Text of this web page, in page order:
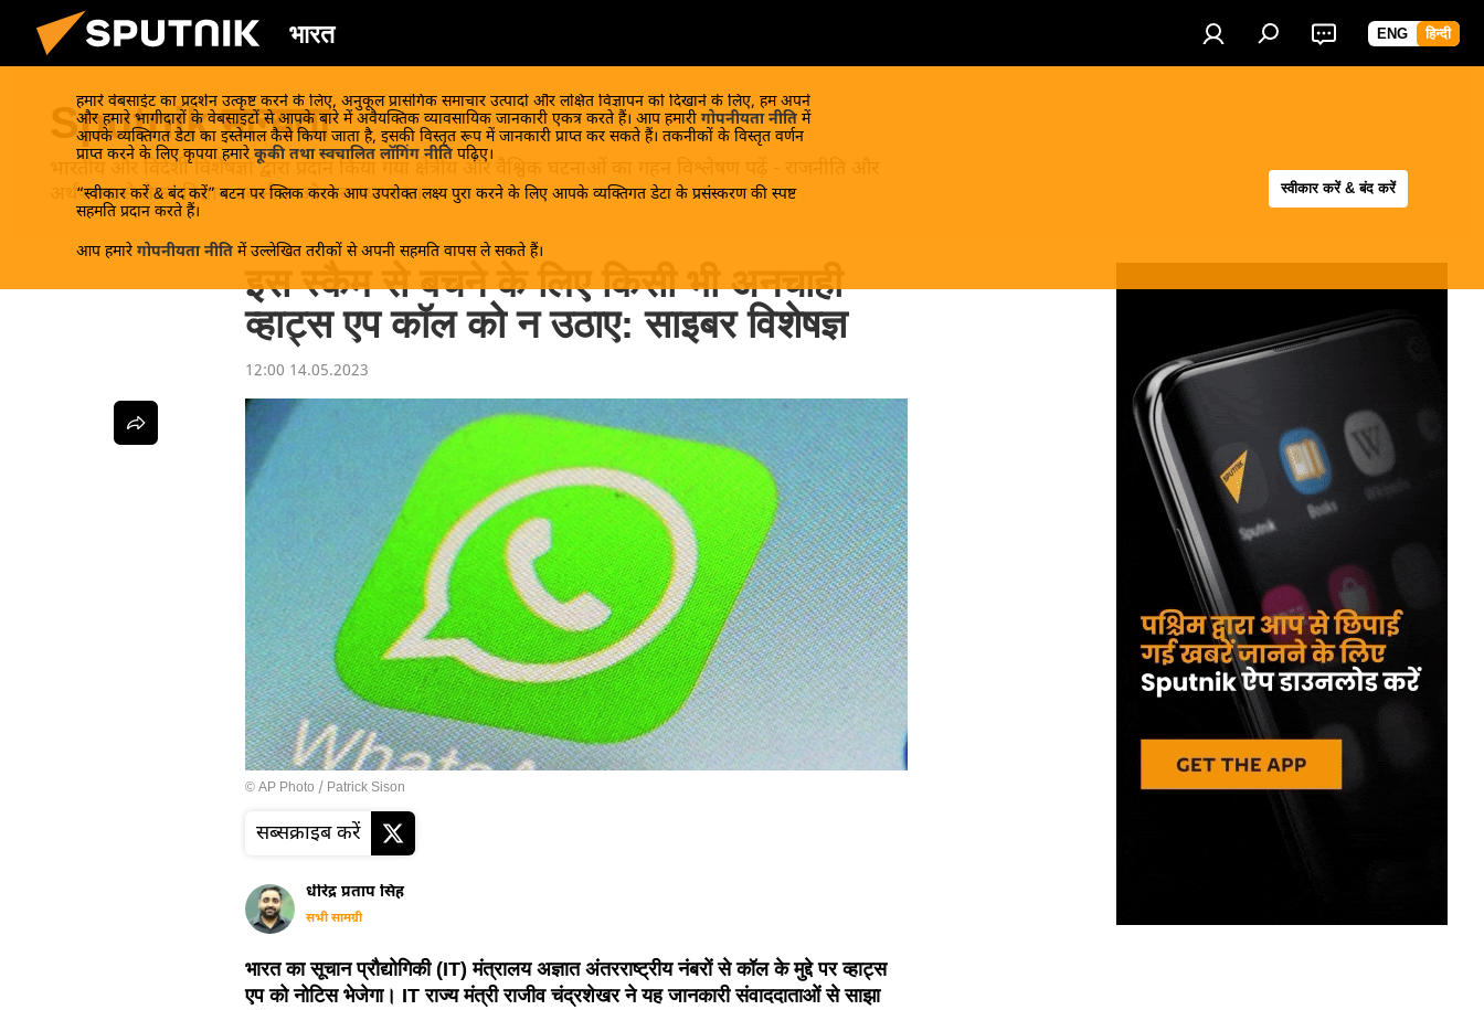
भारत ENG हिन्दी
हमारे वेबसाईट का प्रदर्शन उत्कृष्ट करने के लिए, अनुकूल प्रासंगिक समाचार उत्पादों और लक्षित विज्ञापन को दिखाने के लिए, हम अपने
और हमारे भागीदारों के वेबसाइटों से आपके बारे में अवैयक्तिक व्यावसायिक जानकारी एकत्र करते हैं। आप हमारी गोपनीयता नीति में
आपके व्यक्तिगत डेटा का इस्तेमाल कैसे किया जाता है, इसकी विस्तृत रूप में जानकारी प्राप्त कर सकते हैं। तकनीकों के विस्तृत वर्णन
प्राप्त करने के लिए कृपया हमारे कूकी तथा स्वचालित लॉगिंग नीति पढ़िए।
“स्वीकार करें & बंद करें” बटन पर क्लिक करके आप उपरोक्त लक्ष्य पुरा करने के लिए आपके व्यक्तिगत डेटा के प्रसंस्करण की स्पष्ट
सहमति प्रदान करते हैं।
आप हमारे गोपनीयता नीति में उल्लेखित तरीकों से अपनी सहमति वापस ले सकते हैं।
स्वीकार करें & बंद करें
Sputnik मान्यता
भारतीय और विदेशी विशेषज्ञों द्वारा प्रदान किया गया क्षेत्रीय और वैश्विक घटनाओं का गहन विश्लेषण पढ़ें - राजनीति और
अर्थशास्त्र से लेकर विज्ञान-तकनीक और स्वास्थ्य तक।
इस स्कैम से बचने के लिए किसी भी अनचाही
व्हाट्स एप कॉल को न उठाए: साइबर विशेषज्ञ
12:00 14.05.2023
© AP Photo / Patrick Sison
सब्सक्राइब करें
धीरेंद्र प्रताप सिंह
सभी सामग्री
भारत का सूचान प्रौद्योगिकी (IT) मंत्रालय अज्ञात अंतरराष्ट्रीय नंबरों से कॉल के मुद्दे पर व्हाट्स
एप को नोटिस भेजेगा। IT राज्य मंत्री राजीव चंद्रशेखर ने यह जानकारी संवाददाताओं से साझा